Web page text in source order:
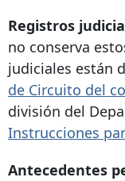
Registros
no conserva
judiciales están
de Circuito del
división del
Instrucciones
Antecedentes